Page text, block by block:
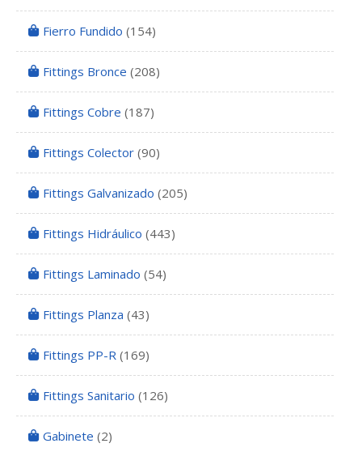
Fierro Fundido (154)
Fittings Bronce (208)
Fittings Cobre (187)
Fittings Colector (90)
Fittings Galvanizado (205)
Fittings Hidráulico (443)
Fittings Laminado (54)
Fittings Planza (43)
Fittings PP-R (169)
Fittings Sanitario (126)
Gabinete (2)